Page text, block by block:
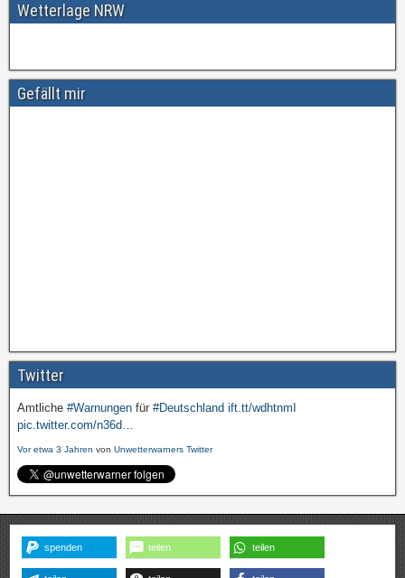
Wetterlage NRW
Gefällt mir
Twitter
Amtliche #Warnungen für #Deutschland ift.tt/wdhtnmI
pic.twitter.com/n36d…
Vor etwa 3 Jahren von Unwetterwarners Twitter
spenden teilen teilen